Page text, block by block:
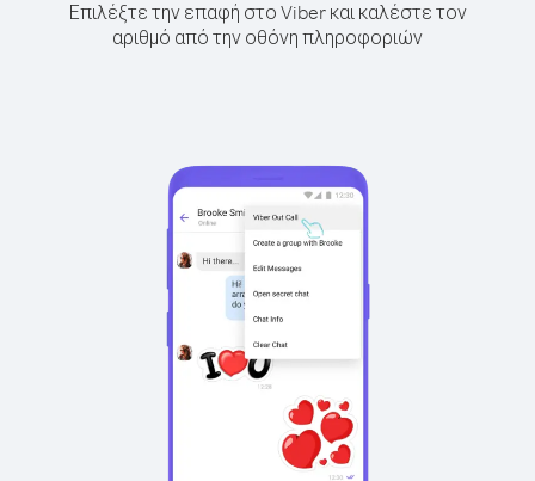
Επιλέξτε την επαφή στο Viber και καλέστε τον
αριθμό από την οθόνη πληροφοριών